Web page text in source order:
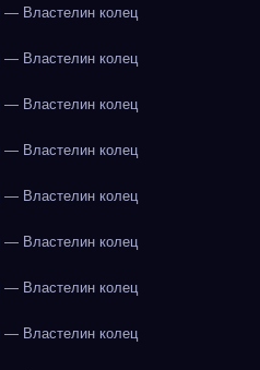
Властелин колец
Властелин колец
Властелин колец
Властелин колец
Властелин колец
Властелин колец
Властелин колец
Властелин колец